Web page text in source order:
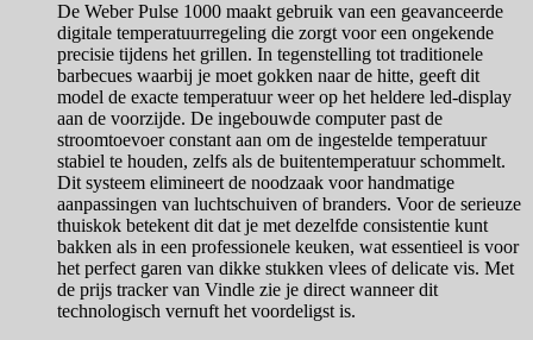
De Weber Pulse 1000 maakt gebruik van een geavanceerde
digitale temperatuurregeling die zorgt voor een ongekende
precisie tijdens het grillen. In tegenstelling tot traditionele
barbecues waarbij je moet gokken naar de hitte, geeft dit
model de exacte temperatuur weer op het heldere led-display
aan de voorzijde. De ingebouwde computer past de
stroomtoevoer constant aan om de ingestelde temperatuur
stabiel te houden, zelfs als de buitentemperatuur schommelt.
Dit systeem elimineert de noodzaak voor handmatige
aanpassingen van luchtschuiven of branders. Voor de serieuze
thuiskok betekent dit dat je met dezelfde consistentie kunt
bakken als in een professionele keuken, wat essentieel is voor
het perfect garen van dikke stukken vlees of delicate vis. Met
de prijs tracker van Vindle zie je direct wanneer dit
technologisch vernuft het voordeligst is.